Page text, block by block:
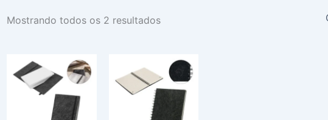
Mostrando todos os 2 resultados